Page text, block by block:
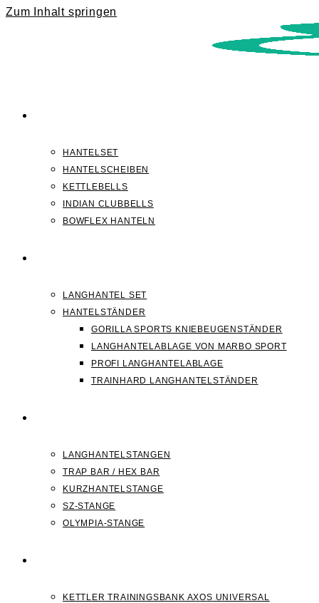
Zum Inhalt springen
HANTELSET
HANTELSCHEIBEN
KETTLEBELLS
INDIAN CLUBBELLS
BOWFLEX HANTELN
LANGHANTEL SET
HANTELSTÄNDER
GORILLA SPORTS KNIEBEUGENSTÄNDER
LANGHANTELABLAGE VON MARBO SPORT
PROFI LANGHANTELABLAGE
TRAINHARD LANGHANTELSTÄNDER
LANGHANTELSTANGEN
TRAP BAR / HEX BAR
KURZHANTELSTANGE
SZ-STANGE
OLYMPIA-STANGE
KETTLER TRAININGSBANK AXOS UNIVERSAL